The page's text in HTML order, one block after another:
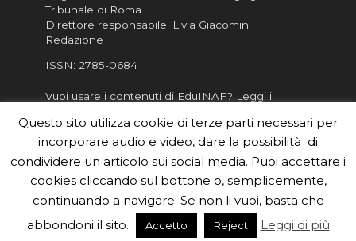
Tribunale di Roma
Direttore responsabile: Livia Giacomini
Redazione
ISSN: 2785-0684
Vuoi usare i contenuti di EduINAF? Leggi i
Informativa sulla Privacy
Informatva sui Cookie
Per la rubrica de l'Astronomo risponde, per
inviarci le tue foto o i tuoi contributi, scrivici a
redazione.edu [chiocciola] inaf.it oppure
il form
Questo sito utilizza cookie di terze parti necessari per
incorporare audio e video, dare la possibilità di
condividere un articolo sui social media. Puoi accettare i
cookies cliccando sul bottone o, semplicemente,
continuando a navigare. Se non li vuoi, basta che
abbondoni il sito.
Accetto Reject Leggi di più